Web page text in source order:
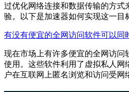
过优化网络连接和数据传输的方式
验。以下是加速器如何实现这一目
有没有便宜的全网访问软件可以同
现在市场上有许多便宜的全网访问
使用。这些软件利用了虚拟私人网
户在互联网上匿名浏览和访问受网